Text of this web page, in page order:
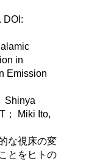
DOI:
in
Emission
Shinya
； Miki Ito,
な視床の変
とをヒトの